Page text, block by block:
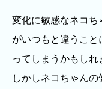
変化に敏感なネコち
がいつもと違うこと
ってしまうかもしれ
しかしネコちゃん